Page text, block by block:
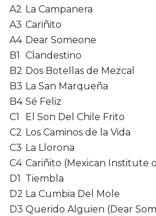
A2 La Campanera
A3 Cariñito
A4 Dear Someone
B1 Clandestino
B2 Dos Botellas de Mezcal
B3 La San Marqueña
B4 Sé Feliz
C1
El Son Del Chile Frito
C2 Los Caminos de la Vida
C3 La Llorona
C4 Cariñito (Mexican Institute
D1 Tiembla
D2 La Cumbia Del Mole
D3 Querido Alguien (Dear